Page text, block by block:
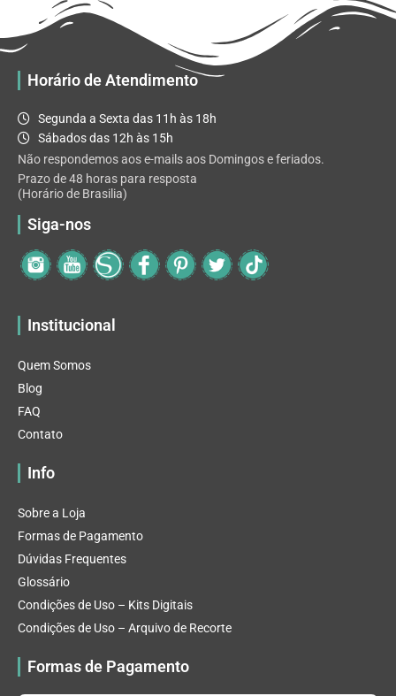
Horário de Atendimento
Segunda a Sexta das 11h às 18h
Sábados das 12h às 15h
Não respondemos aos e-mails aos Domingos e feriados.
Prazo de 48 horas para resposta
(Horário de Brasilia)
Siga-nos
Institucional
Quem Somos
Blog
FAQ
Contato
Info
Sobre a Loja
Formas de Pagamento
Dúvidas Frequentes
Glossário
Condições de Uso – Kits Digitais
Condições de Uso – Arquivo de Recorte
Formas de Pagamento